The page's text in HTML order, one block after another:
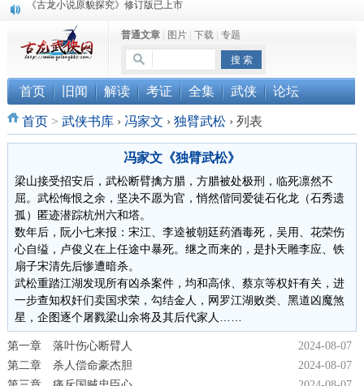
“武侠书库”查缺补漏活动圆满结束
普通文章| 图片| 下载| 专题
首页 旧闻 解读 考证 全集 武侠 论坛
首页> 武侠书库 › 冯家文 › 独臂武松 ›列表
冯家文《独臂武松》
梁山接受招安后，武松断臂擒方腊，方腊被处极刑，临死凛然不
屈。武松悔恨之余，坚决不愿为官，悄然偕同爱徒石化龙（石秀遗
孤）匿迹潜踪杭州六和塔。
数年后，阮小七来报：宋江、李逵被朝廷药酒毒死，吴用、花荣伤
心自缢，卢俊义在上任途中暴死。继之而来的，是扑天雕李应、铁
扇子宋清先后惨遭暗杀。
武松重踏江湖发现所有凶杀案件，均和高俅、蔡京等权奸有关，进
一步查知权奸们卖国求荣，勾结金人，网罗江湖败类、黑道凶魔煞
星，企图逐个屠戮梁山余将及其后代家人……
2024-08-07
第一章 落叶伤心断臂人
2024-08-07
第二章 杀人偿命豪杰胆